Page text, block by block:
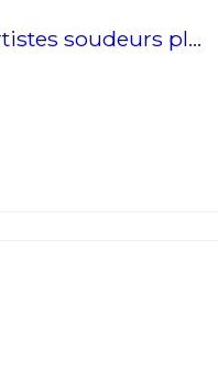
Statut / Organisation
soudeurs pl...